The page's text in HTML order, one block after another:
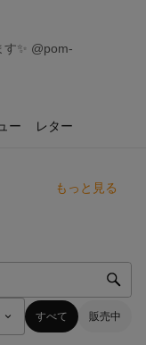
✨ @pom-
ー レター
もっと見る
すべて 販売中